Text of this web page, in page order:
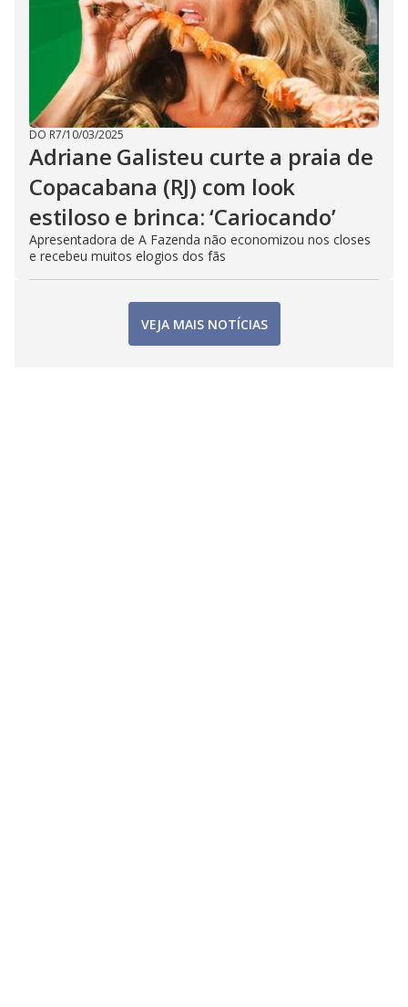
DO R7/10/03/2025
Adriane Galisteu curte a praia de
Copacabana (RJ) com look
estiloso e brinca: ‘Cariocando’
Apresentadora de A Fazenda não economizou nos closes
e recebeu muitos elogios dos fãs
VEJA MAIS NOTÍCIAS